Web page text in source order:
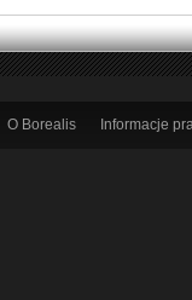
O Borealis Informacje